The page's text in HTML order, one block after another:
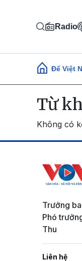
Radio
Main Để Việt
Từ
Không có
Trưởng
Phó
Thu
Liên hệ